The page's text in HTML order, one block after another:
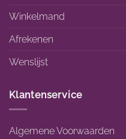
Winkelmand
Afrekenen
Wenslijst
Klantenservice
Algemene Voorwaarden